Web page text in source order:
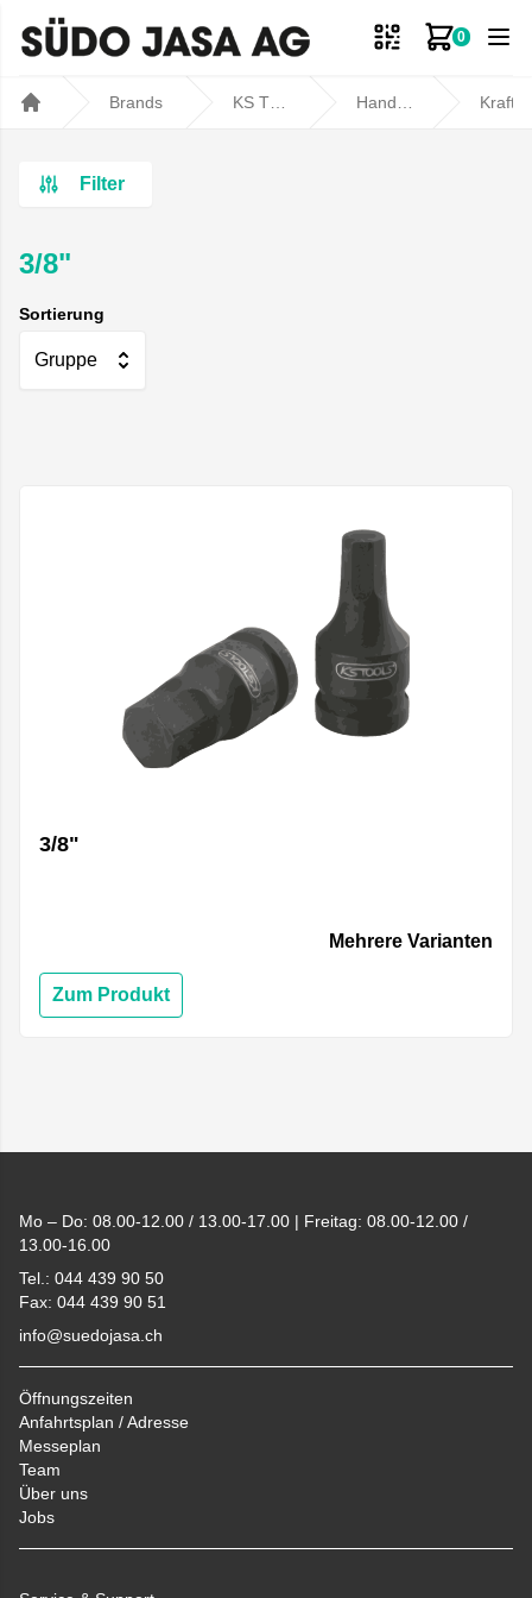
0
Zum
Brands
Filter
3/8"
Sortierung
Gruppe
3/8"
Mehrere Varianten
Zum Produkt
Mo – Do: 08.00-12.00 / 13.00-17.00 | Freitag: 08.00-12.00 /
13.00-16.00
Tel.: 044 439 90 50
Fax: 044 439 90 51
info@suedojasa.ch
Öffnungszeiten
Anfahrtsplan / Adresse
Messeplan
Team
Über uns
Jobs